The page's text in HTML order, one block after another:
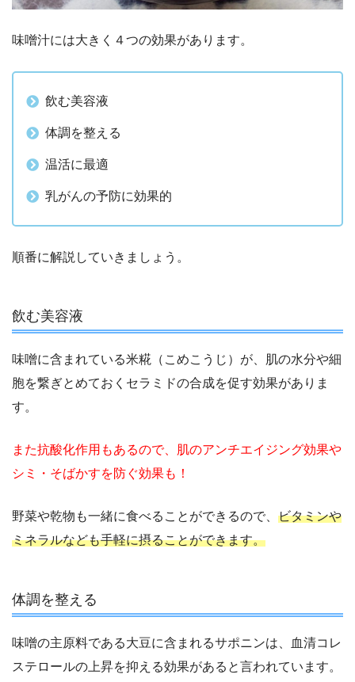
味噌汁には大きく４つの効果があります。
飲む美容液
体調を整える
温活に最適
乳がんの予防に効果的
順番に解説していきましょう。
飲む美容液
味噌に含まれている米糀（こめこうじ）が、肌の水分や細
胞を繋ぎとめておくセラミドの合成を促す効果がありま
す。
また抗酸化作用もあるので、肌のアンチエイジング効果や
シミ・そばかすを防ぐ効果も！
野菜や乾物も一緒に食べることができるので、 ビタミンや
ミネラルなども手軽に摂ることができます。
体調を整える
味噌の主原料である大豆に含まれるサポニンは、血清コレ
ステロールの上昇を抑える効果があると言われています。